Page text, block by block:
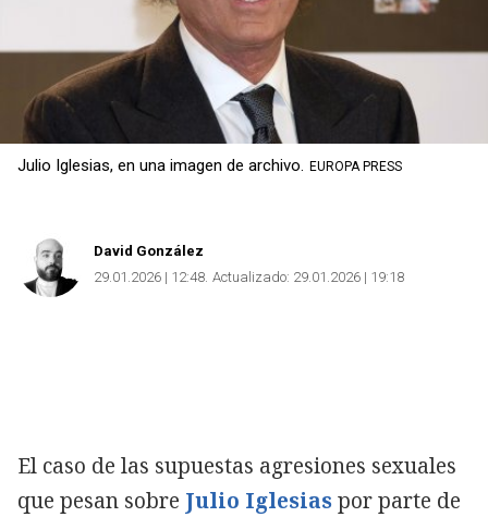
Julio Iglesias, en una imagen de archivo. EUROPA PRESS
David González
29.01.2026 | 12:48 Actualizado: 29.01.2026 | 19:18
El caso de las supuestas agresiones sexuales
que pesan sobre Julio Iglesiaspor parte de